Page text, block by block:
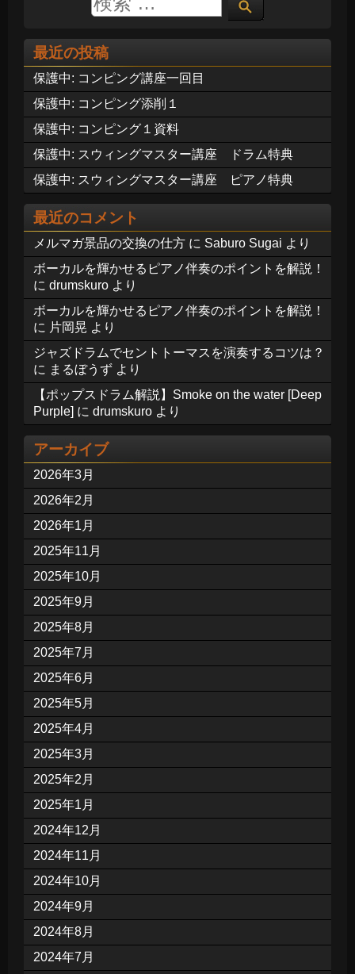
最近の投稿
保護中: コンピング講座一回目
保護中: コンピング添削１
保護中: コンピング１資料
保護中: スウィングマスター講座 ドラム特典
保護中: スウィングマスター講座 ピアノ特典
最近のコメント
メルマガ景品の交換の仕方 に Saburo Sugai より
ボーカルを輝かせるピアノ伴奏のポイントを解説！
に drumskuro より
ボーカルを輝かせるピアノ伴奏のポイントを解説！
に 片岡晃 より
ジャズドラムでセントトーマスを演奏するコツは？
に まるぼうず より
【ポップスドラム解説】Smoke on the water [Deep
Purple] に drumskuro より
アーカイブ
2026年3月
2026年2月
2026年1月
2025年11月
2025年10月
2025年9月
2025年8月
2025年7月
2025年6月
2025年5月
2025年4月
2025年3月
2025年2月
2025年1月
2024年12月
2024年11月
2024年10月
2024年9月
2024年8月
2024年7月